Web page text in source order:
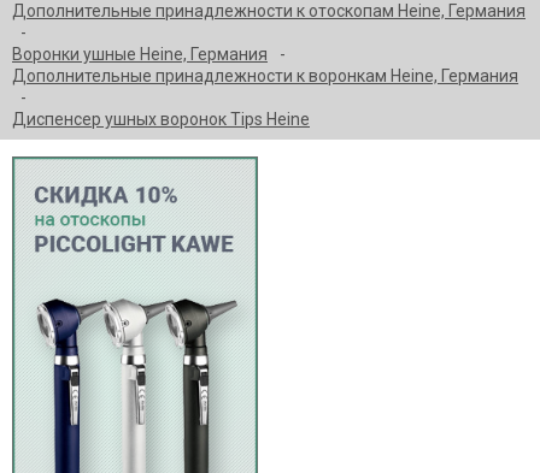
Дополнительные принадлежности к отоскопам Heine, Германия
Воронки ушные Heine, Германия
Дополнительные принадлежности к воронкам Heine, Германия
Диспенсер ушных воронок Tips Heine